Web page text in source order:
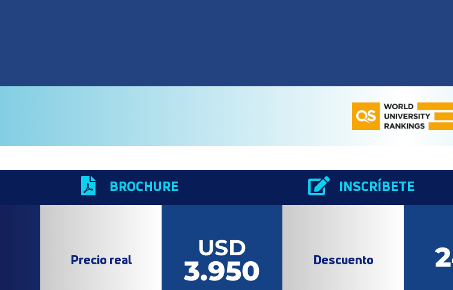
 BROCHURE  INSCRÍBETE
Precio real USD
3.950 Descuento